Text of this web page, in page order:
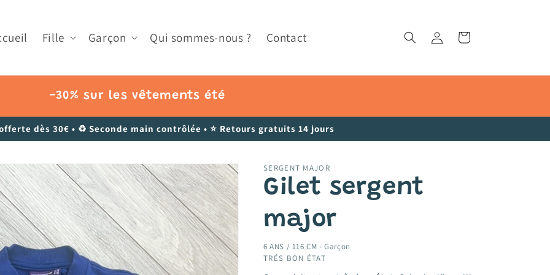
Fille Garçon Qui sommes-nous ? Contact Connexion Panier
-30% sur les vêtements été
dès 30€ • ♻️ Seconde main contrôlée • ⭐ Retours gratuits 14 jours
SERGENT MAJOR
Gilet sergent
major
6 ANS / 116 CM -Garçon
TRÉS BON ÉTAT